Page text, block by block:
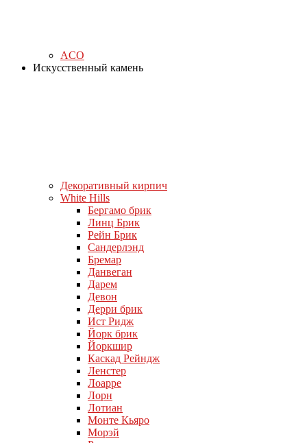
ACO
Искусственный камень
Декоративный кирпич
White Hills
Бергамо брик
Линц Брик
Рейн Брик
Сандерлэнд
Бремар
Данвеган
Дарем
Девон
Дерри брик
Ист Ридж
Йорк брик
Йоркшир
Каскад Рейндж
Ленстер
Лоарре
Лорн
Лотиан
Монте Кьяро
Морэй